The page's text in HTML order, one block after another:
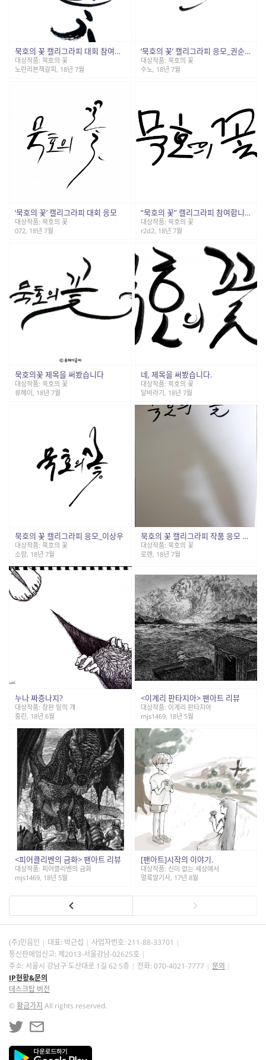
묵호의 꽃 캘리그라피 대회 참여합니다. ^^
대상작품: 묵호의 꽃
노란리본책갈피, 18년 7월
‘묵호의 꽃’ 캘리그라피 응모_권순호
대상작품: 묵호의 꽃
수노, 18년 7월
‘묵호의 꽃’ 캘리그라피 대회 응모
대상작품: 묵호의 꽃
072, 18년 7월
“묵호의 꽃” 캘리그라피 참여합니다.
대상작품: 묵호의 꽃
r2d2, 18년 7월
묵호의꽃 제목을 써봤습니다
대상작품: 묵호의 꽃
류헤이, 18년 7월
네, 제목을 써봤습니다.
대상작품: 묵호의 꽃
달바라기, 18년 7월
묵호의 꽃 캘리그라피 응모_이상우
대상작품: 묵호의 꽃
소람, 18년 7월
묵호의 꽃 캘리그라피 작품 응모 – 인소영
대상작품: 묵호의 꽃
로렌, 18년 7월
누나 짜증나지?
대상작품: 장판 밑의 걔
홍린, 18년 6월
<이계리 판타지아> 팬아트 리뷰
대상작품: 이계리 판타지아
mjs1469, 18년 5월
<피어클리벤의 금화> 팬아트 리뷰
대상작품: 피어클리벤의 금화
mjs1469, 18년 5월
[팬아트]시작의 이야기.
대상작품: 신이 없는 세상에서
얼룩말기사, 17년 8월
(주)민음인 대표: 박근섭 사업자번호: 211-88-33701
통신판매업신고: 제2013-서울강남-02625호
주소: 서울시 강남구 도산대로 1길 62 5층
전화: 070-4021-7777
문의
IP현황&문의
데스크탑 버전
©황금가지 All rights reserved.